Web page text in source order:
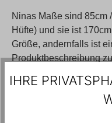
Ninas Maße sind 85cm
Hüfte) und sie ist
Größe, andernfalls ist
Produktbeschreibung
216,00 €*
Preise inkl. MwSt. zzgl.
IHRE